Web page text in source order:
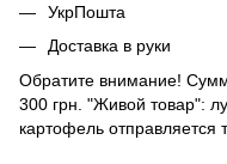
УкрПошта
Доставка в руки
Обратите внимание!
300 грн. "Живой товар":
картофель отправляется